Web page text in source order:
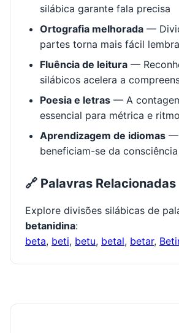
silábica garante fala precisa
Ortografia melhorada —
partes torna mais fácil
Fluência de leitura —
silábicos acelera a
Poesia e letras — A
essencial para métrica e ritmo
Aprendizagem de idiomas —
beneficiam-se da
🔗 Palavras Relacionadas
Explore divisões silábicas de
betanidina:
beta, beti, betu, betal, betar,